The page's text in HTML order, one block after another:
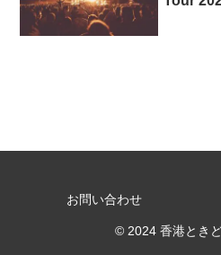
お問い合わせ
© 2024 香港とき